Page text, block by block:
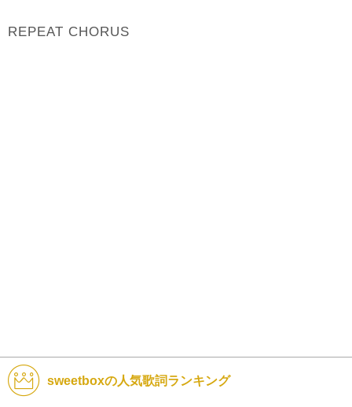
REPEAT CHORUS
sweetboxの人気歌詞ランキング